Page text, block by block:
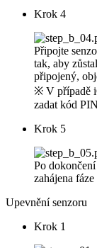
Krok 4
Připojte
tak, aby
připojený,
※ V případě
zadat kód
Krok 5
Po
zahájena
Upevnění senzoru
Krok 1